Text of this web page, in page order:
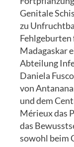
Genitale
zu
Fehlgeburten
Madagaskar
Abteilung
Daniela
von
und dem
Mérieux das
das
sowohl beim